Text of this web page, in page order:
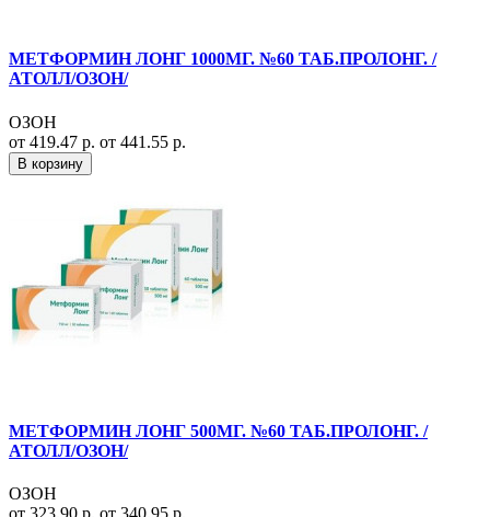
МЕТФОРМИН ЛОНГ 1000МГ. №60 ТАБ.ПРОЛОНГ. /
АТОЛЛ/ОЗОН/
ОЗОН
от 419.47 р. от 441.55 р.
В корзину
МЕТФОРМИН ЛОНГ 500МГ. №60 ТАБ.ПРОЛОНГ. /
АТОЛЛ/ОЗОН/
ОЗОН